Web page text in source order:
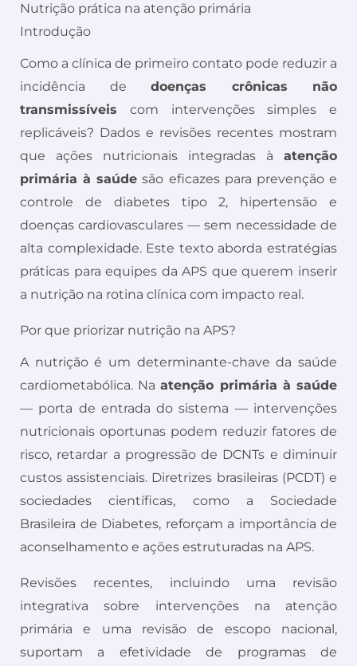
Nutrição prática na atenção primária
Introdução
Como a clínica de primeiro contato pode reduzir a
incidência de doenças crônicas não
transmissíveis com intervenções simples e
replicáveis? Dados e revisões recentes mostram
que ações nutricionais integradas à atenção
primária à saúde são eficazes para prevenção e
controle de diabetes tipo 2, hipertensão e
doenças cardiovasculares — sem necessidade de
alta complexidade. Este texto aborda estratégias
práticas para equipes da APS que querem inserir
a nutrição na rotina clínica com impacto real.
Por que priorizar nutrição na APS?
A nutrição é um determinante-chave da saúde
cardiometabólica. Naatenção primária à saúde
— porta de entrada do sistema — intervenções
nutricionais oportunas podem reduzir fatores de
risco, retardar a progressão de DCNTs e diminuir
custos assistenciais. Diretrizes brasileiras (PCDT) e
sociedades científicas, como a Sociedade
Brasileira de Diabetes, reforçam a importância de
aconselhamento e ações estruturadas na APS.
Revisões recentes, incluindo uma revisão
integrativa sobre intervenções na atenção
primária e uma revisão de escopo nacional,
suportam a efetividade de programas de